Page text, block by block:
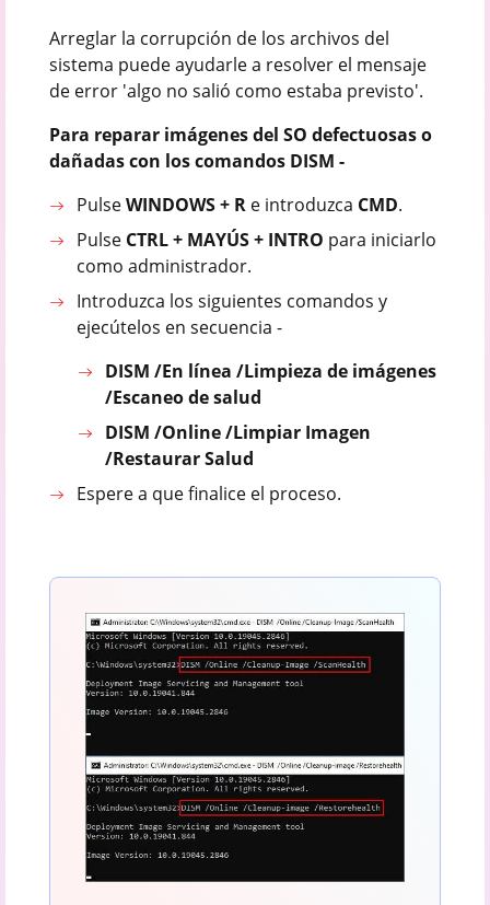
Arreglar la corrupción de los archivos del
sistema puede ayudarle a resolver el mensaje
de error 'algo no salió como estaba previsto'.
Para reparar imágenes del SO defectuosas o
dañadas con los comandos DISM -
PulseWINDOWS + R e introduzca CMD.
Pulse CTRL + MAYÚS + INTRO para iniciarlo
como administrador.
Introduzca los siguientes comandos y
ejecútelos en secuencia -
DISM /En línea /Limpieza de imágenes
/Escaneo de salud
DISM /Online /Limpiar Imagen
/Restaurar Salud
Espere a que finalice el proceso.